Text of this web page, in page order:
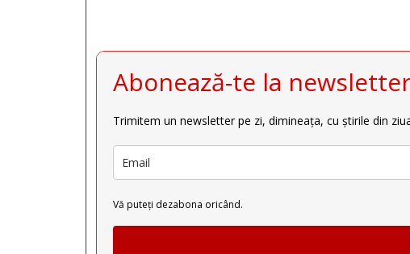
Abonează-te la
Trimitem un newsletter pe zi, dimineața, cu știrile din
Vă puteți dezabona oricând.